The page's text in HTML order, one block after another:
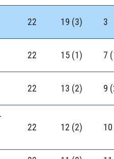
22 19 (3) 3
22 15 (1) 7
22 13 (2) 9
22 12 (2)